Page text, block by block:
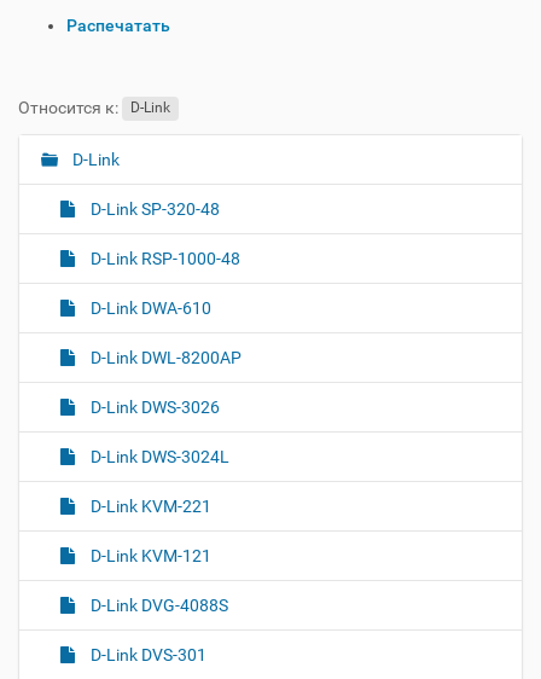
а
д
к
м
н
о
Распечатать
Относится к: D-Link
Н
г
и
D-Link
D-Link SP-320-48
D-Link RSP-1000-48
D-Link DWA-610
D-Link DWL-8200AP
D-Link DWS-3026
D-Link DWS-3024L
D-Link KVM-221
D-Link KVM-121
D-Link DVG-4088S
D-Link DVS-301